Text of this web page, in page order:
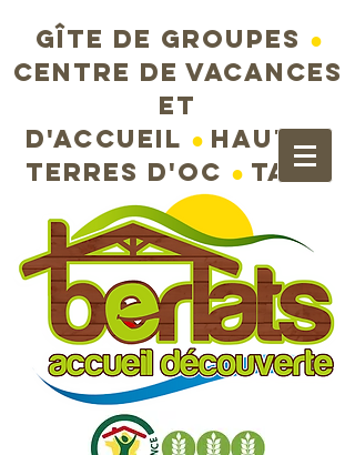
Gîte de groupes ●
Centre de vacances
et
d'accueil ● Hautes
terres d'Oc ●Tarn